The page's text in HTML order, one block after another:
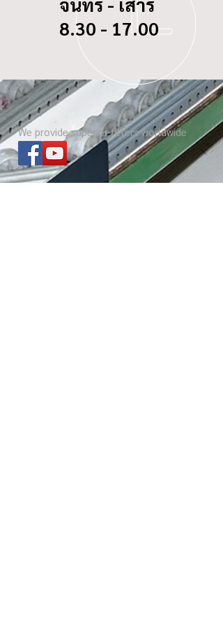
8.30 - 17.00
We provide superior filters worldwide